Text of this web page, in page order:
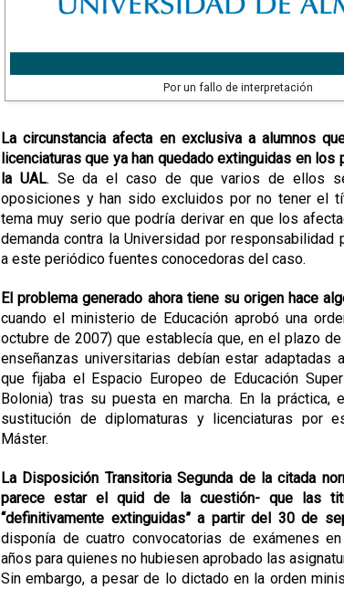
Por un fallo de interpretación
La circunstancia afecta en exclusiva a alumnos
licenciaturas que ya han quedado extinguidas en los
la UAL. Se da el caso de que varios de ellos
oposiciones y han sido excluidos por no tener el
tema muy serio que podría derivar en que los
demanda contra la Universidad por responsabilidad
a este periódico fuentes conocedoras del caso.
El problema generado ahora tiene su origen hace
cuando el ministerio de Educación aprobó una
octubre de 2007) que establecía que, en el plazo
enseñanzas universitarias debían estar adaptadas
que fijaba el Espacio Europeo de Educación
Bolonia) tras su puesta en marcha. En la práctica,
sustitución de diplomaturas y licenciaturas por
Máster.
La Disposición Transitoria Segunda de la citada
parece estar el quid de la cuestión- que las
“definitivamente extinguidas” a partir del 30 de
disponía de cuatro convocatorias de exámenes
años para quienes no hubiesen aprobado las
Sin embargo, a pesar de lo dictado en la orden